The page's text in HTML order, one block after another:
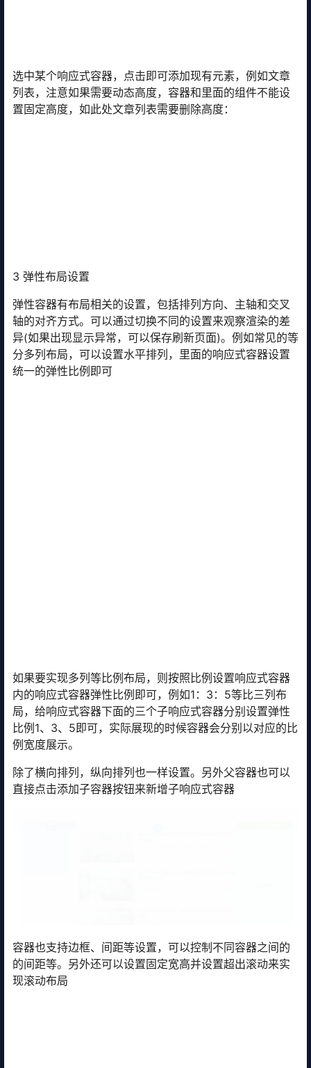
选中某个响应式容器，点击即可添加现有元素，例如文章
列表，注意如果需要动态高度，容器和里面的组件不能设
置固定高度，如此处文章列表需要删除高度：
3 弹性布局设置
弹性容器有布局相关的设置，包括排列方向、主轴和交叉
轴的对齐方式。可以通过切换不同的设置来观察渲染的差
异(如果出现显示异常，可以保存刷新页面)。例如常见的等
分多列布局，可以设置水平排列，里面的响应式容器设置
统一的弹性比例即可
如果要实现多列等比例布局，则按照比例设置响应式容器
内的响应式容器弹性比例即可，例如1：3：5等比三列布
局，给响应式容器下面的三个子响应式容器分别设置弹性
比例1、3、5即可，实际展现的时候容器会分别以对应的比
例宽度展示。
除了横向排列，纵向排列也一样设置。另外父容器也可以
直接点击添加子容器按钮来新增子响应式容器
容器也支持边框、间距等设置，可以控制不同容器之间的
的间距等。另外还可以设置固定宽高并设置超出滚动来实
现滚动布局